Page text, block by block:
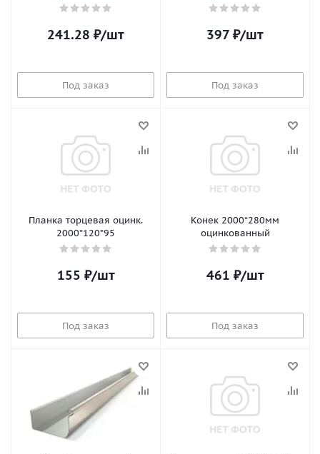
241.28 ₽/шт
Под заказ
397 ₽/шт
Под заказ
Планка торцевая оцинк.
2000*120*95
155 ₽/шт
Под заказ
Конек 2000*280мм
оцинкованный
461 ₽/шт
Под заказ